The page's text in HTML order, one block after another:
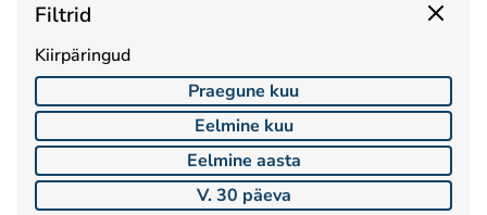
Filtrid
Kiirpäringud
Praegune kuu
Eelmine kuu
Eelmine aasta
V. 30 päeva